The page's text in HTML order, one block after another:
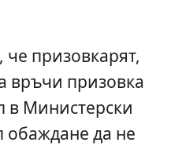
призовкарят,
връчи призовка
в Министерски
обаждане да не